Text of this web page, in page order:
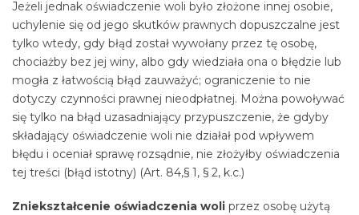
Jeżeli jednak oświadczenie woli było złożone innej osobie,
uchylenie się od jego skutków prawnych dopuszczalne jest
tylko wtedy, gdy błąd został wywołany przez tę osobę,
chociażby bez jej winy, albo gdy wiedziała ona o błędzie lub
mogła z łatwością błąd zauważyć; ograniczenie to nie
dotyczy czynności prawnej nieodpłatnej. Można powoływać
się tylko na błąd uzasadniający przypuszczenie, że gdyby
składający oświadczenie woli nie działał pod wpływem
błędu i oceniał sprawę rozsądnie, nie złożyłby oświadczenia
tej treści (błąd istotny) (Art. 84,§ 1, § 2, k.c.)
Zniekształcenie oświadczenia woli przez osobę użytą